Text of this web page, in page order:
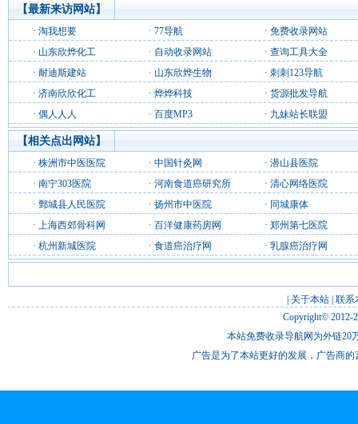
【最新来访网站】
· 淘我想要 · 77导航 · 免费收录网站
· 山东欣烨化工 · 自动收录网站 · 查询工具大全
· 耐迪斯建站 · 山东欣烨生物 · 刺刺123导航
· 济南欣欣化工 · 烨烨科技 · 货源批发导航
· 偶人人人 · 百度MP3 · 九妹站长联盟
【相关点出网站】
· 株洲市中医医院 · 中国针灸网 · 潜山县医院
· 南宁303医院 · 河南食道癌研究所 · 清心网络医院
· 鄄城县人民医院 · 扬州市中医院 · 同城康体
· 上海西郊骨科网 · 百洋健康药房网 · 郑州第七医院
· 杭州新城医院 · 食道癌治疗网 · 乳腺癌治疗网
关于本站 联系
Copyright© 2012-
本站免费收录导航网为外链20
广告是为了本站更好的发展，广告商